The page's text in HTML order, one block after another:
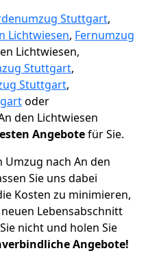
Stuttgart,
Lichtwiesen, Fernumzug
Lichtwiesen,
Stuttgart,
Stuttgart,
oder
den Lichtwiesen
Angebotefür Sie.
nach An den
Sie uns dabei
Kosten zu minimieren,
Lebensabschnitt
nicht und holen Sie
Angebote!